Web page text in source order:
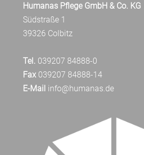
Humanas Pflege GmbH & Co. KG
Südstraße 1
39326 Colbitz
Tel. 039207 84888-0
Fax039207 84888-14
E-Mail info@humanas.de